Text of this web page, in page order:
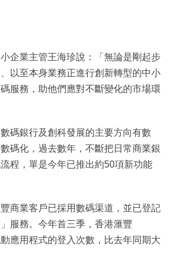
企業主管王海珍說：「無論是剛起步
以至本身業務正進行創新轉型的中小
服務，助他們應對不斷變化的市場環
碼銀行及創科發展的主要方向有數
碼化，過去數年，不斷把日常商業銀
程，單是今年已推出約50項新功能
商業客戶已採用數碼渠道，並已登記
服務。今年首三季，香港滙豐
應用程式的登入次數，比去年同期大